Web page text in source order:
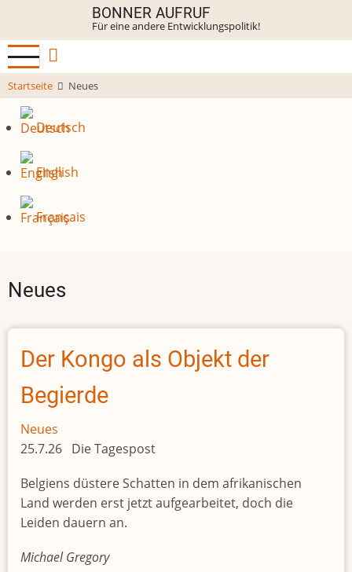
Inhalt
BONNER AUFRUF
Für eine andere Entwicklungspolitik!
Startseite Neues
Deutsch
English
Français
Neues
Der Kongo als Objekt der
Begierde
Neues
25.7.26 Die Tagespost
Belgiens düstere Schatten in dem afrikanischen
Land werden erst jetzt aufgearbeitet, doch die
Leiden dauern an.
Michael Gregory